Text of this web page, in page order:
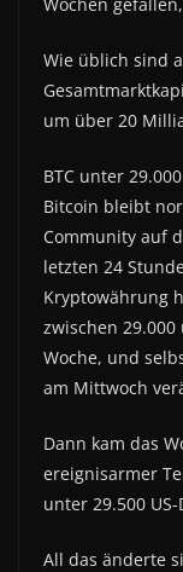
Wie üblich sind
um über 20
BTC unter
Bitcoin bleibt
Community auf
letzten 24
Kryptowährung
zwischen
Woche, und
am Mittwoch
Dann kam das
ereignisarmer
unter 29.500
All das änderte